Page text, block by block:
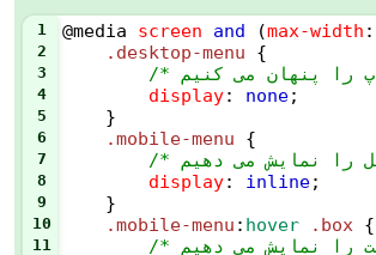
1 @media screen and (max-width :
2 .desktop-menu {
3
4 display: none;
5
    }
6 .mobile-menu {
7
8
display: inline;
9
    }
10 .mobile-menu : hover .box {
11